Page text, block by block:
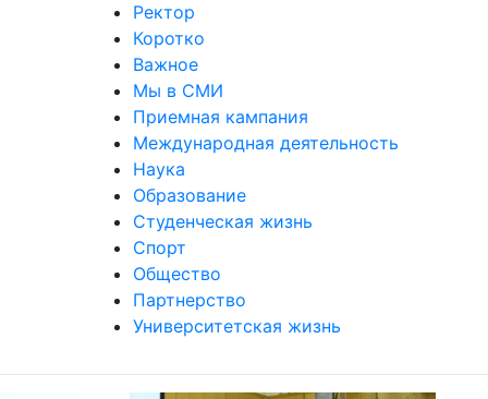
Ректор
Коротко
Важное
Мы в СМИ
Приемная кампания
Международная деятельность
Наука
Образование
Студенческая жизнь
Спорт
Общество
Партнерство
Университетская жизнь